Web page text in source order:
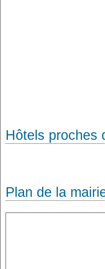
Hôtels proches
Plan de la